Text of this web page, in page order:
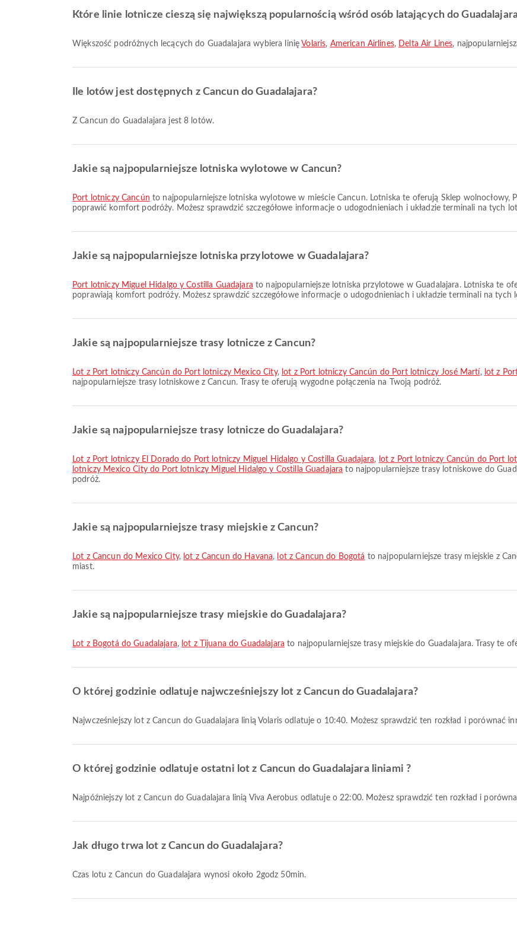
Które linie lotnicze cieszą się największą popularnością wśród osób latających do
Większość podróżnych lecących do Guadalajara wybiera linię Volaris, American Airlines, Delta Air Lines,
Ile lotów jest dostępnych z Cancun do Guadalajara?
Z Cancun do Guadalajara jest 8 lotów.
Jakie są najpopularniejsze lotniska wylotowe w Cancun?
Port lotniczy Cancún to najpopularniejsze lotniska wylotowe w mieście Cancun. Lotniska te oferują Sklep wolnocłowy,
poprawić komfort podróży. Możesz sprawdzić szczegółowe informacje o udogodnieniach i układzie terminali na tych
Jakie są najpopularniejsze lotniska przylotowe w Guadalajara?
Port lotniczy Miguel Hidalgo y Costilla Guadajara to najpopularniejsze lotniska przylotowe w Guadalajara. Lotniska te
poprawiają komfort podróży. Możesz sprawdzić szczegółowe informacje o udogodnieniach i układzie terminali na tych
Jakie są najpopularniejsze trasy lotnicze z Cancun?
lot z Port lotniczy Cancún do Port lotniczy Mexico City, lot z Port lotniczy Cancún do Port lotniczy José Martí, lot z
najpopularniejsze trasy lotniskowe z Cancun. Trasy te oferują wygodne połączenia na Twoją podróż.
Jakie są najpopularniejsze trasy lotnicze do Guadalajara?
lot z Port lotniczy El Dorado do Port lotniczy Miguel Hidalgo y Costilla Guadajara, lot z Port lotniczy Cancún do Port
lotniczy Mexico City do Port lotniczy Miguel Hidalgo y Costilla Guadajara to najpopularniejsze trasy lotniskowe do
podróż.
Jakie są najpopularniejsze trasy miejskie z Cancun?
lot z Cancun do Mexico City, lot z Cancun do Havana, lot z Cancun do Bogotá to najpopularniejsze trasy miejskie z
miast.
Jakie są najpopularniejsze trasy miejskie do Guadalajara?
lot z Bogotá do Guadalajara, lot z Tijuana do Guadalajara to najpopularniejsze trasy miejskie do Guadalajara. Trasy te
O której godzinie odlatuje najwcześniejszy lot z Cancun do Guadalajara?
Najwcześniejszy lot z Cancun do Guadalajara linią Volaris odlatuje o 10:40. Możesz sprawdzić ten rozkład i porównać
O której godzinie odlatuje ostatni lot z Cancun do Guadalajara liniami ?
Najpóźniejszy lot z Cancun do Guadalajara linią Viva Aerobus odlatuje o 22:00. Możesz sprawdzić ten rozkład i
Jak długo trwa lot z Cancun do Guadalajara?
Czas lotu z Cancun do Guadalajara wynosi około 2godz 50min.